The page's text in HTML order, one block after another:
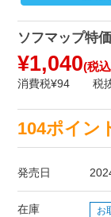
ソフマップ特価
¥1,040(税
消費税¥94 税
104ポイン
発売日
在庫 お